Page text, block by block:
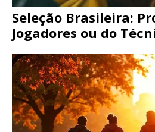
Seleção Brasileira:
Jogadores ou do